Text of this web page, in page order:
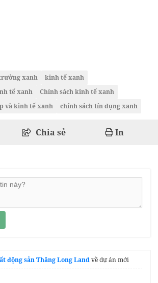
xanh
kinh tế xanh
tế xanh
Chính sách kinh tế xanh
và kinh tế xanh
chính sách tín dụng xanh
Chia sẻ In
động sản Thăng Long Landvề dự án mới